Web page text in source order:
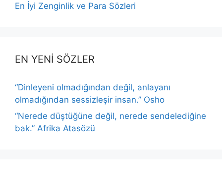
En İyi Zenginlik ve Para Sözleri
EN YENİ SÖZLER
“Dinleyeni olmadığından değil, anlayanı
olmadığından sessizleşir insan.” Osho
“Nerede düştüğüne değil, nerede sendelediğine
bak.” Afrika Atasözü